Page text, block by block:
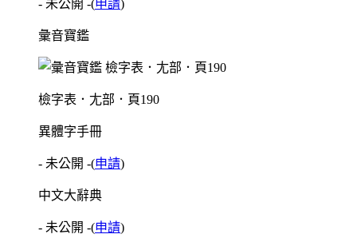
- 未公開 -(申請)
彙音寶鑑
檢字表．尢部．頁190
異體字手冊
- 未公開 -(申請)
中文大辭典
- 未公開 -(申請)